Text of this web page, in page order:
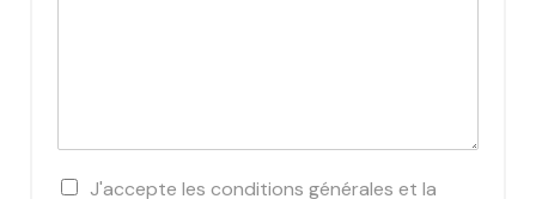
C
J'accepte les conditions générales et la